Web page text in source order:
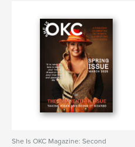
She Is OKC Magazine: Second